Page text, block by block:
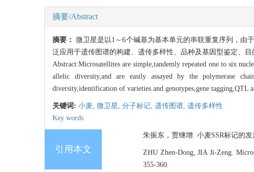
摘要/Abstract
摘要：微卫星是以1～6个碱基为基本单元的串联重复序列，由
泛应用于遗传图谱的构建、遗传多样性、品种及基因型鉴定、
Abstract:Microsatellites are simple,tandemly repeated one to six
allelic diversity,and are easily assayed by the polymerase
diversity,identification of varieties and genotypes,gene tagging,QTL
关键词: 小麦, 微卫星, 分子标记, 遗传图谱, 遗传多样性
Key words
引用本文
朱振东，贾继增. 小麦SSR标记的
ZHU Zhen-Dong, JIA Ji-Zeng.
355-360.